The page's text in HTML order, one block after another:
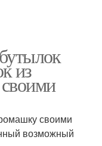
из
своими
возможный